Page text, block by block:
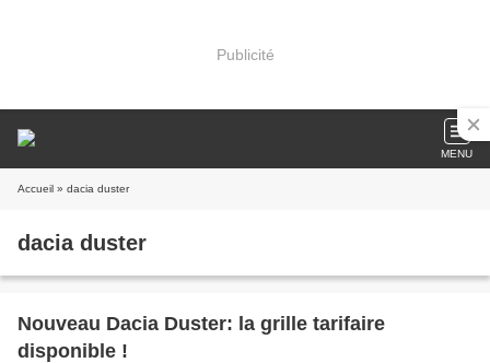
Publicité
MENU
Accueil » dacia duster
dacia duster
Nouveau Dacia Duster: la grille tarifaire
disponible !